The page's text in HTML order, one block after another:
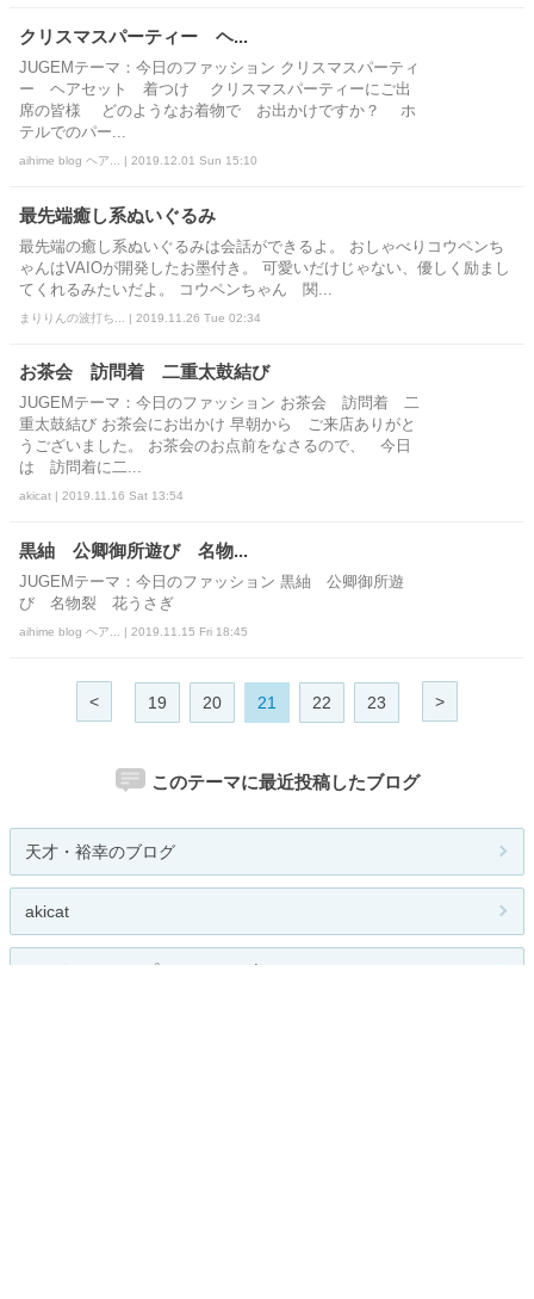
クリスマスパーティー ヘ...
JUGEMテーマ：今日のファッション クリスマスパーティ
ー ヘアセット 着つけ クリスマスパーティーにご出
席の皆様 どのようなお着物で お出かけですか？ ホ
テルでのパー...
aihime blog ヘア... | 2019.12.01 Sun 15:10
最先端癒し系ぬいぐるみ
最先端の癒し系ぬいぐるみは会話ができるよ。 おしゃべりコウペンち
ゃんはVAIOが開発したお墨付き。 可愛いだけじゃない、優しく励まし
てくれるみたいだよ。 コウペンちゃん 関...
まりりんの波打ち... | 2019.11.26 Tue 02:34
お茶会 訪問着 二重太鼓結び
JUGEMテーマ：今日のファッション お茶会 訪問着 二
重太鼓結び お茶会にお出かけ 早朝から ご来店ありがと
うございました。 お茶会のお点前をなさるので、 今日
は 訪問着に二...
akicat | 2019.11.16 Sat 13:54
黒紬 公卿御所遊び 名物...
JUGEMテーマ：今日のファッション 黒紬 公卿御所遊
び 名物裂 花うさぎ
aihime blog ヘア... | 2019.11.15 Fri 18:45
< 19 20 21 22 23 >
このテーマに最近投稿したブログ
天才・裕幸のブログ
akicat
セレクトショップレトワールボーテ...